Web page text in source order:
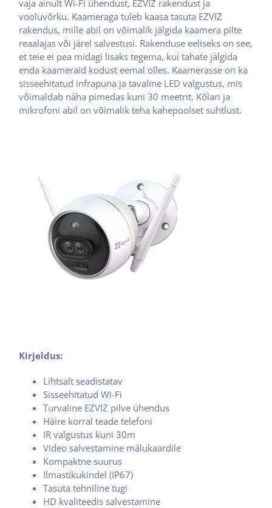
vaja ainult Wi-Fi ühendust, EZVIZ rakendust ja
vooluvõrku. Kaameraga tuleb kaasa tasuta EZVIZ
rakendus, mille abil on võimalik jälgida kaamera pilte
reaalajas või järel salvestusi. Rakenduse eeliseks on see,
et teie ei pea midagi lisaks tegema, kui tahate jälgida
enda kaameraid kodust eemal olles. Kaamerasse on ka
sisseehitatud infrapuna ja tavaline LED valgustus, mis
võimaldab näha pimedas kuni 30 meetrit. Kõlari ja
mikrofoni abil on võimalik teha kahepoolset suhtlust.
Kirjeldus:
Lihtsalt seadistatav
Sisseehitatud Wi-Fi
Turvaline EZVIZ pilve ühendus
Häire korral teade telefoni
IR valgustus kuni 30m
Video salvestamine mälukaardile
Kompaktne suurus
Ilmastikukindel (IP67)
Tasuta tehniline tugi
HD kvaliteedis salvestamine